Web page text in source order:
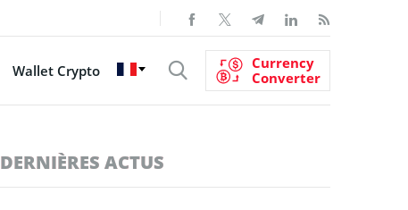
Wallet Crypto
Currency
Converter
DERNIÈRES ACTUS